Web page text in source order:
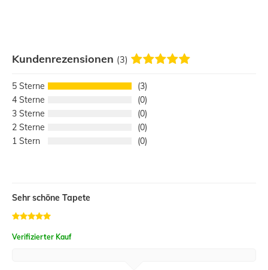
Kundenrezensionen (3)
5
3
4
0
3
0
2
0
1
0
Sehr schöne Tapete
Verifizierter Kauf